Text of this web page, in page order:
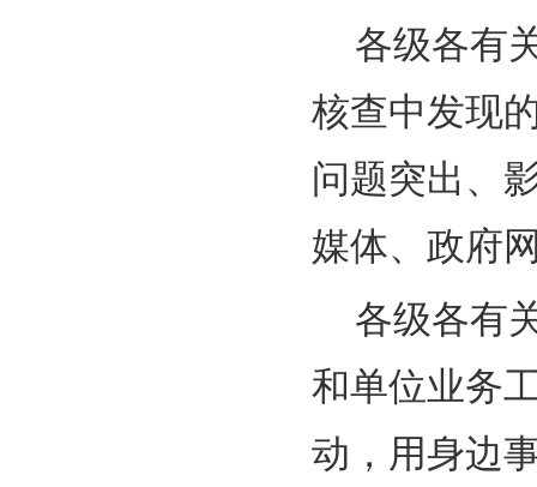
各级各有
核查中发现
问题突出、
媒体、政府
各级各有
和单位业务
动，用身边